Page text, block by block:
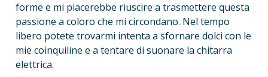
forme e mi piacerebbe riuscire a trasmettere questa
passione a coloro che mi circondano. Nel tempo
libero potete trovarmi intenta a sfornare dolci con le
mie coinquiline e a tentare di suonare la chitarra
elettrica.